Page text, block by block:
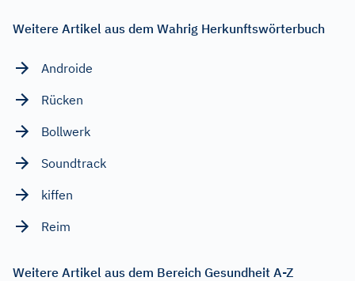
Weitere Artikel aus dem Wahrig Herkunftswörterbuch
Androide
Rücken
Bollwerk
Soundtrack
kiffen
Reim
Weitere Artikel aus dem Bereich Gesundheit A-Z